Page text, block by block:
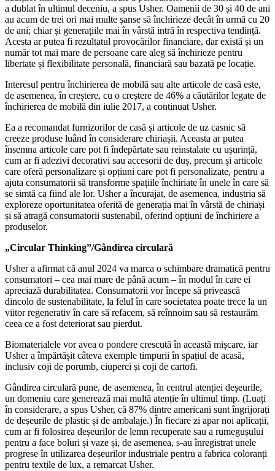
a dublat în ultimul deceniu, a spus Usher. Oamenii de 30 și 40 de ani
au acum de trei ori mai multe șanse să închirieze decât în urmă cu 20
de ani; chiar și generațiile mai în vârstă intră în respectiva tendință.
Acesta ar putea fi rezultatul provocărilor financiare, dar există și un
număr tot mai mare de persoane care aleg să închirieze pentru
libertate și flexibilitate personală, financiară sau bazată pe locație.
Interesul pentru închirierea de mobilă sau alte articole de casă este,
de asemenea, în creștere, cu o creștere de 46% a căutărilor legate de
închirierea de mobilă din iulie 2017, a continuat Usher.
Ea a recomandat furnizorilor de casă și articole de uz casnic să
creeze produse luând în considerare chiriașii. Aceasta ar putea
însemna articole care pot fi îndepărtate sau reinstalate cu ușurință,
cum ar fi adezivi decorativi sau accesorii de duș, precum și articole
care oferă personalizare și opțiuni care pot fi personalizate, pentru a
ajuta consumatorii să transforme spațiile închiriate în unele în care să
se simtă ca fiind ale lor. Usher a încurajat, de asemenea, industria să
exploreze oportunitatea oferită de generația mai în vârstă de chiriași
și să atragă consumatorii sustenabil, oferind opțiuni de închiriere a
produselor.
„Circular Thinking”/Gândirea circulară
Usher a afirmat că anul 2024 va marca o schimbare dramatică pentru
consumatori – cea mai mare de până acum – în modul în care ei
apreciază durabilitatea. Consumatorii vor începe să privească
dincolo de sustenabilitate, la felul în care societatea poate trece la un
viitor regenerativ în care să refacem, să reînnoim sau să restaurăm
ceea ce a fost deteriorat sau pierdut.
Biomaterialele vor avea o pondere crescută în această mișcare, iar
Usher a împărtășit câteva exemple timpurii în spațiul de acasă,
inclusiv coji de porumb, ciuperci și coji de cartofi.
Gândirea circulară pune, de asemenea, în centrul atenției deșeurile,
un domeniu care generează mai multă atenție în ultimul timp. (Luați
în considerare, a spus Usher, că 87% dintre americani sunt îngrijorați
de deșeurile de plastic și de ambalaje.) În fiecare zi apar noi aplicații,
cum ar fi folosirea deșeurilor de lemn recuperate sau a rumegușului
pentru a face boluri și vaze și, de asemenea, s-au înregistrat unele
progrese în utilizarea deșeurilor industriale pentru a fabrica coloranți
pentru textile de lux, a remarcat Usher.